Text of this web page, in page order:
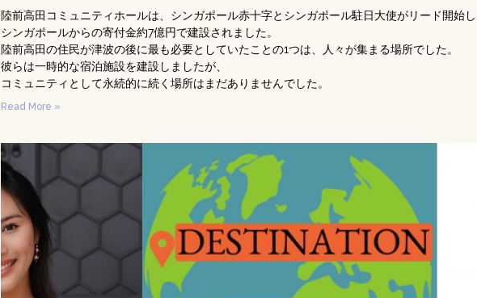
陸前高田コミュニティホールは、シンガポール赤十字とシンガポール駐日大使がリード開始
シンガポールからの寄付金約7億円で建設されました。
陸前高田の住民が津波の後に最も必要としていたことの1つは、人々が集まる場所でした。
彼らは一時的な宿泊施設を建設しましたが、
コミュニティとして永続的に続く場所はまだありませんでした。
Read More »